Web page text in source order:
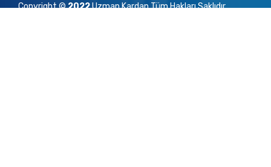
Copyright ©2022Uzman Kardan Tüm Hakları Saklıdır.